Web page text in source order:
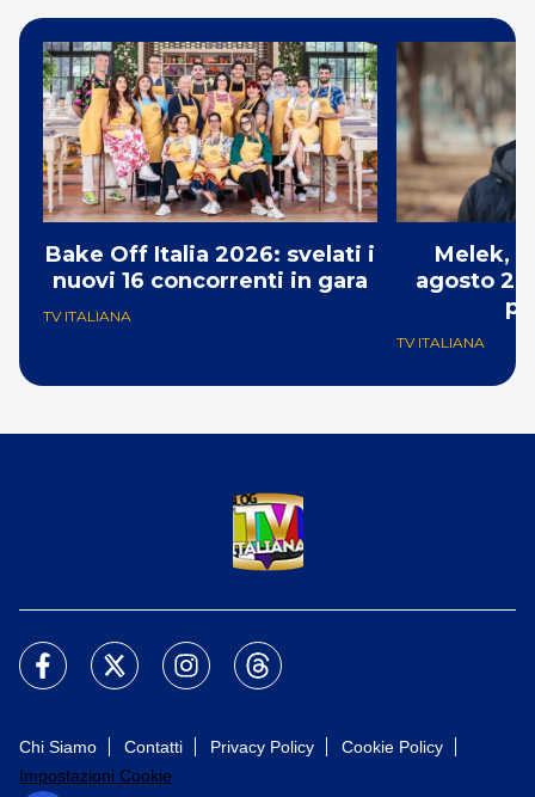
Bake Off Italia 2026: svelati i
nuovi 16 concorrenti in gara
TV ITALIANA
Melek,
agosto
TV ITALIANA
Chi Siamo Contatti Privacy Policy
Cookie Policy
Impostazioni Cookie